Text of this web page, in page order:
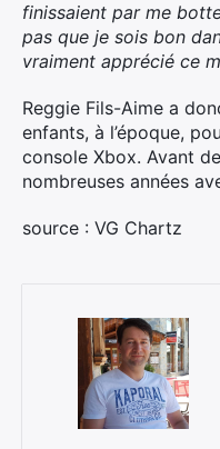
finissaient par me
pas que je sois bon
vraiment apprécié ce
Reggie Fils-Aime a
enfants, à l’époque,
console Xbox. Avant
nombreuses années
source : VG Chartz